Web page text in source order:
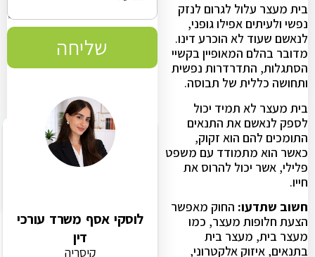
בית מעצר עלול לגרום לנזק
נפשי ולעיתים אפילו גופני,
לנאשם שעוד לא הוכרע דינו.
מדובר בהלם המאופיין בקשיי
הסתגלות, התדרדרות נפשית
ותחושה כללית של תבוסה.
בית מעצר לא תמיד יכול
לספק לנאשם את התנאים
התומכים להם הוא זקוק,
כאשר הוא מתמודד עם משפט
פלילי, אשר יכול להרוס את
חייו.
חשוב שתדעו:החוק מאפשר
הצעת חלופות מעצר, כמו
מעצר בית, מעצר בית
בתנאים, איזוק אלקטרוני,
שליחה
לוסקי אסף משרד עורכי
דין
קיסריה